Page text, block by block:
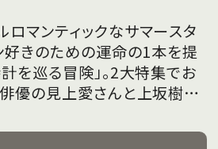
マンティックなサマースタ
好きのための運命の1本を提
を巡る冒険」。2大特集でお
優の見上愛さんと上坂樹里